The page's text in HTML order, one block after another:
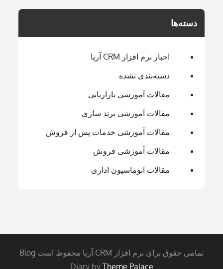
دسته‌ها
اخبار نرم افزار CRM آریا
دسته‌بندی نشده
مقالات آموزشی بازاریابی
مقالات آموزشی برند سازی
مقالات آموزشی خدمات پس از فروش
مقالات آموزشی فروش
مقالات اتوماسیون اداری
تمامی حقوق برای نرم افزار CRM آریا محفوظ است Blog
Diary by Theme Palace